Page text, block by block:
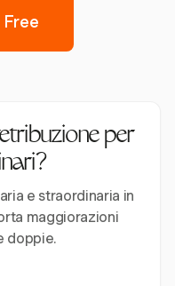
Free
per
e straordinaria in
maggiorazioni
doppie.